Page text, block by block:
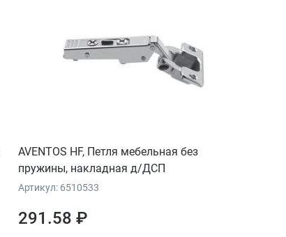
AVENTOS HF, Петля мебельная без
пружины, накладная д/ДСП
Артикул: 6510533
291.58 ₽